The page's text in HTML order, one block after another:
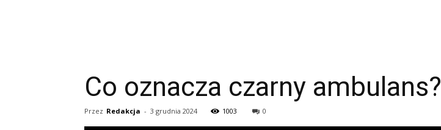
Co oznacza czarny ambulans?
Przez Redakcja - 3 grudnia 2024 1003 0